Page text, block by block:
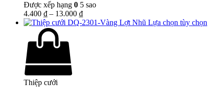
Được xếp hạng 0 5 sao
4.400 ₫ – 13.000 ₫
Lựa chọn tùy chọn
Thiệp cưới